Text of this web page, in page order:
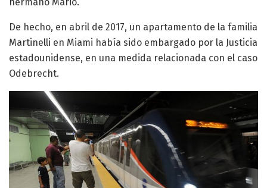
De hecho, en abril de 2017, un apartamento de la familia
Martinelli en Miami había sido embargado por la Justicia
estadounidense, en una medida relacionada con el caso
Odebrecht.